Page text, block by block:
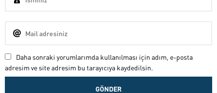
Daha sonraki yorumlarımda kullanılması için adım, e-posta
adresim ve site adresim bu tarayıcıya kaydedilsin.